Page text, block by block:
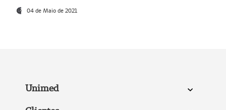
04 de Maio de 2021
Unimed